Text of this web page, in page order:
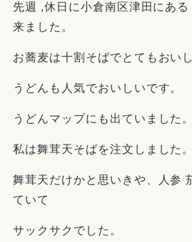
先週 ,休日に小倉南区津田にあ
来ました。
お蕎麦は十割そばでとてもおい
うどんも人気でおいしいです。
うどんマップにも出ていました。
私は舞茸天そばを注文しました。
舞茸天だけかと思いきや、人参
ていて
サックサクでした。